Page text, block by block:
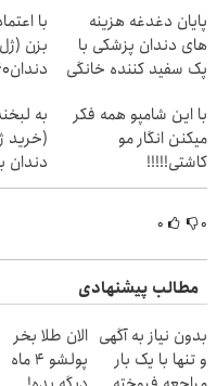
پایان دغدغه هزینه
های دندان پزشکی با
پک سفید کننده خانگی
با
بزن
دندان40%تخفیف)
با این شامپو همه فکر
میکنن انگار مو
کاشتی!!!!!
به
(خرید
دندان
۰ ۰
مطالب پیشنهادی
بدون نیاز به آگهی
و تنها با یک بار
الان طلا بخر
پولشو 4 ماه